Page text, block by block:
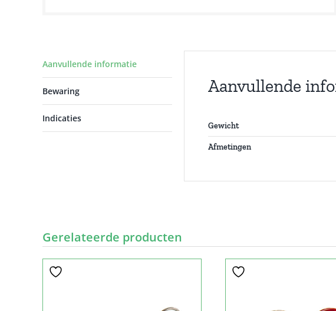
Aanvullende informatie
Bewaring
Indicaties
Aanvullende
Gewicht
Afmetingen
Gerelateerde producten